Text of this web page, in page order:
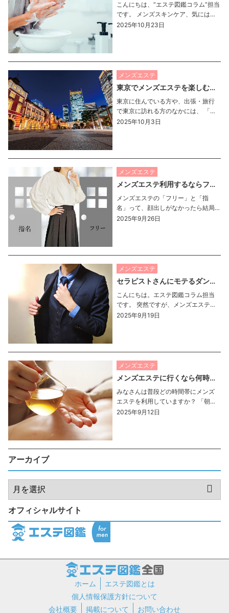
こんにちは、“エステ図鑑コラム”担当
です。 メンズスキンケア、気にはな
ってる。 でも「何使えばいいの？」
けでも一苦労。 で […]
2025年10月23日
メンズエステ
東京でメンズエステを楽しむなら？おすすめエリアガイド
東京に住んでいる方や、出張・旅行
で東京に訪れる方のなかには、 「せ
っかくならメンズエステを利用して
ズエステ店があります。 […]
2025年10月3日
メンズエステ
メンズエステ利用するならフリー？指名？
メンズエステの「フリー」と「指
名」って、顔出しがなかったら結局
同じじゃないの？ そう思っている
分かりにくいですよね 笑 で […]
2025年9月26日
メンズエステ
セラピストさんにモテるダンディ客とは？
こんにちは。エステ図鑑コラム担当
です。 突然ですが、メンズエステや
サロンなどでモテる男性ってどんな
スしたいお客様「第一 […]
2025年9月19日
メンズエステ
メンズエステに行くなら何時？理想の時間帯をご紹介
みなさんは普段どの時間帯にメンズ
エステを利用していますか？ 「朝、
出勤前にリフレッシュしたい」
です。 さて、今回のコラム […]
2025年9月12日
アーカイブ
オフィシャルサイト
ホーム
エステ図鑑とは
個人情報保護方針について
会社概要
掲載について お問い合わせ